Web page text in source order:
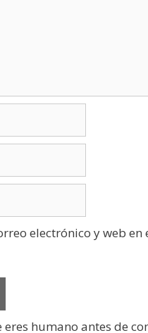
electrónico y web
humano antes de